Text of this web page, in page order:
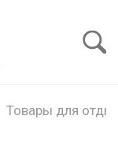
Товары для